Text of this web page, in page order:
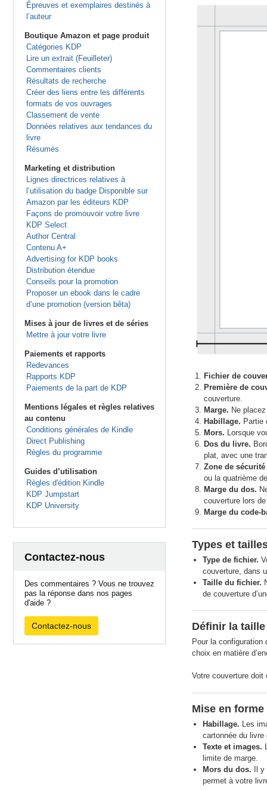
Épreuves et exemplaires destinés à
l’auteur
Boutique Amazon et page produit
Catégories KDP
Lire un extrait (Feuilleter)
Commentaires clients
Résultats de recherche
Créer des liens entre les différents
formats de vos ouvrages
Classement de vente
Données relatives aux tendances du
livre
Résumés
Marketing et distribution
Lignes directrices relatives à
l’utilisation du badge Disponible sur
Amazon par les éditeurs KDP
Façons de promouvoir votre livre
KDP Select
Author Central
Contenu A+
Advertising for KDP books
Distribution étendue
Conseils pour la promotion
Proposer un ebook dans le cadre
d’une promotion (version bêta)
Mises à jour de livres et de séries
Mettre à jour votre livre
Paiements et rapports
Redevances
Rapports KDP
Paiements de la part de KDP
Mentions légales et règles relatives
au contenu
Conditions générales de Kindle
Direct Publishing
Règles du programme
Guides d’utilisation
Règles d'édition Kindle
KDP Jumpstart
KDP University
Contactez-nous
Des commentaires ? Vous ne trouvez
pas la réponse dans nos pages
d'aide ?
Contactez-nous
Fichier de
Première de
couverture.
Marge. Ne
Habillage. Partie
Mors. Lorsque
Dos du livre.
plat, avec une
Zone de
ou la quatrième
Marge du dos.
couverture lors
Marge du code-
Types et
Type de fichier.
couverture, dans
Taille du fichier.
de couverture
Définir la
Pour la
choix en matière
Votre couverture doit
Mise en
Habillage. Les
cartonnée du
Texte et images.
limite de marge.
Mors du dos. Il
permet à votre